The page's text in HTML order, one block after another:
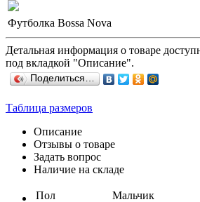
Футболка Bossa Nova
Детальная информация о товаре
под вкладкой "Описание".
Поделиться…
Таблица размеров
Описание
Отзывы о товаре
Задать вопрос
Наличие на складе
Пол
Мальчик